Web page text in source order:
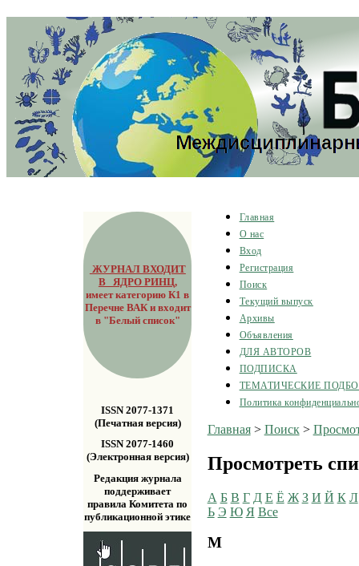
ЖУРНАЛ ВХОДИТ
В ЯДРО РИНЦ,
имеет категорию К1 в
Перечне ВАК и входит
в "Белый список"
ISSN 2077-1371
(Печатная версия)
ISSN 2077-1460
(Электронная версия)
Редакция журнала
поддерживает
правила Комитета по
публикационной этике
Главная
О нас
Вход
Регистрация
Поиск
Текущий выпуск
Архивы
Объявления
ДЛЯ АВТОРОВ
ПОДПИСКА
ТЕМАТИЧЕСКИЕ
Политика
Главная> Поиск>
Просмотреть
А Б В Г Д Е Ё Ж З И Й К Л
Ь Э Ю Я Все
М